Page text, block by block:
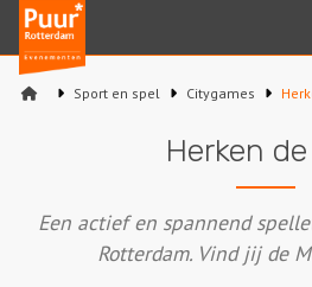
Puur*
Rotterdam
bedrijfsuitjes
Varen
Sport en spel Citygames
Herken
Een actief en spannend
Rotterdam. Vind jij de